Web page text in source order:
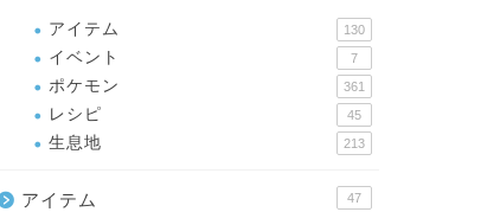
アイテム 130
イベント 7
ポケモン 361
レシピ 45
生息地 213
アイテム 47